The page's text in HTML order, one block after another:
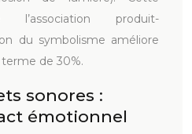
l’association produit-
du symbolisme améliore
de 30%.
sonores :
émotionnel